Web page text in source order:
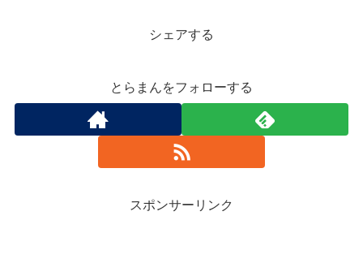
シェアする
とらまんをフォローする
スポンサーリンク